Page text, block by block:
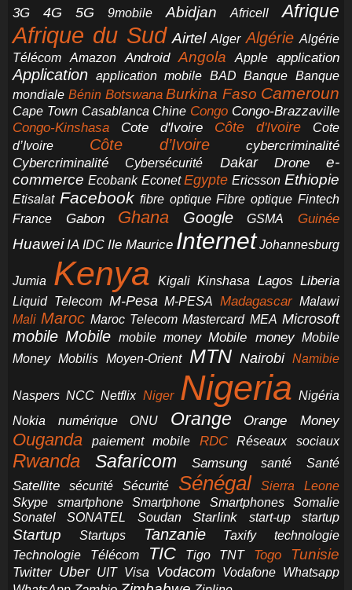
3G 4G 5G 9mobile Abidjan Africell Afrique
Afrique du Sud Airtel Alger Algérie Algérie
Télécom
Amazon Android Angola Apple application
Application application mobile BAD Banque Banque
mondiale Bénin Botswana Burkina Faso Cameroun
Cape Town Casablanca Chine Congo Congo-Brazzaville
Congo-Kinshasa Cote d'Ivoire Côte d'Ivoire
Cote
d’Ivoire
Côte d’Ivoire
cybercriminalité
Cybercriminalité
Cybersécurité Dakar Drone
e-
commerce Ecobank Econet Egypte Ericsson Ethiopie
Etisalat Facebook fibre optique Fibre optique Fintech
France
Gabon Ghana Google GSMA Guinée
Huawei IA IDC Ile Maurice Internet Johannesburg
Jumia Kenya Kigali Kinshasa Lagos Liberia
Liquid Telecom M-Pesa M-PESA Madagascar Malawi
Mali Maroc Maroc Telecom Mastercard MEA Microsoft
mobile Mobile mobile money Mobile money Mobile
Money Mobilis Moyen-Orient MTN Nairobi Namibie
Naspers NCC Netflix Niger Nigeria Nigéria
Nokia
numérique ONU Orange Orange Money
Ouganda paiement mobile RDC Réseaux sociaux
Rwanda Safaricom Samsung santé Santé
Satellite sécurité Sécurité Sénégal
Sierra Leone
Skype
smartphone Smartphone Smartphones
Somalie
Sonatel
SONATEL Soudan Starlink start-up startup
Startup Startups Tanzanie Taxify
technologie
Technologie
Télécom TIC Tigo TNT Togo Tunisie
Twitter Uber UIT Visa Vodacom Vodafone Whatsapp